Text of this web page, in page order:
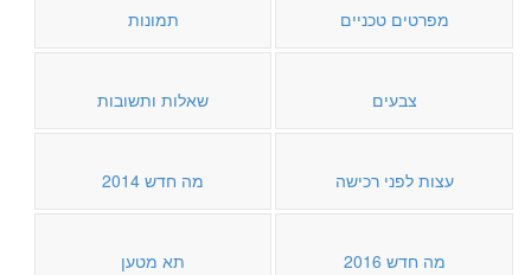
מפרטים טכניים תמונות
צבעים שאלות ותשובות
עצות לפני רכישה מה חדש 2014
מה חדש 2016 תא מטען